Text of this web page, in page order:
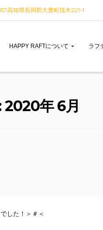
高知県長岡郡大豊町筏木221-1
HAPPY RAFTについて ラフ
2020年 6月
した！＞＃＜